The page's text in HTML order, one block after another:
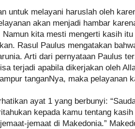
untuk melayani haruslah oleh
akan menjadi hambar
Namun kita mesti mengerti kasih
Rasul Paulus mengatakan
Arti dari pernyataan Paulus
terjadi apabila dikerjakan oleh
tanganNya, maka pelayanan
ayat 1 yang berbunyi:
kepada kamu tentang
jemaat di Makedonia.”